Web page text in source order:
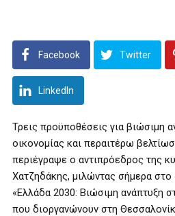
Facebook Twitter
LinkedIn
Τρεις προϋποθέσεις για βιώσιμη
οικονομίας και περαιτέρω
περιέγραψε ο αντιπρόεδρος της
Χατζηδάκης, μιλώντας σήμερα στο
«Ελλάδα 2030: Βιώσιμη ανάπτυξη
που διοργανώνουν στη